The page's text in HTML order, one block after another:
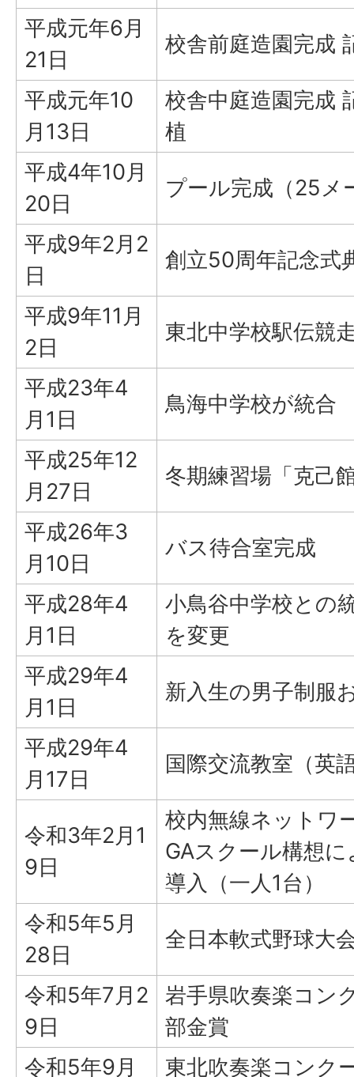
平成元年6月
21日
校舎前庭造園完成
平成元年10
月13日
校舎中庭造園完成
植
平成4年10月
20日
プール完成（25メ
平成9年2月2
日
創立50周年記念式
平成9年11月
2日
東北中学校駅伝競
平成23年4
月1日
鳥海中学校が統合
平成25年12
月27日
冬期練習場「克己
平成26年3
月10日
バス待合室完成
平成28年4
月1日
小鳥谷中学校との
を変更
平成29年4
月1日
新入生の男子制服
平成29年4
月17日
国際交流教室（英
令和3年2月1
9日
校内無線ネットワ
GAスクール構想
導入（一人1台）
令和5年5月
28日
全日本軟式野球大
令和5年7月2
9日
岩手県吹奏楽コン
部金賞
令和5年9月
東北吹奏楽コンク